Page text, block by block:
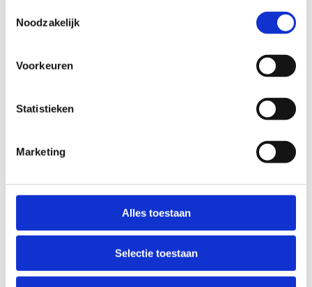
Noodzakelijk
Voorkeuren
Statistieken
Marketing
Alles toestaan
Selectie toestaan